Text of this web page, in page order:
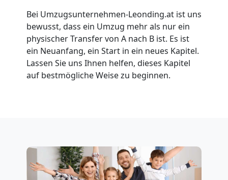
Bei Umzugsunternehmen-Leonding.at ist uns
bewusst, dass ein Umzug mehr als nur ein
physischer Transfer von A nach B ist. Es ist
ein Neuanfang, ein Start in ein neues Kapitel.
Lassen Sie uns Ihnen helfen, dieses Kapitel
auf bestmögliche Weise zu beginnen.
Leonding
Fernumzug
Leonding